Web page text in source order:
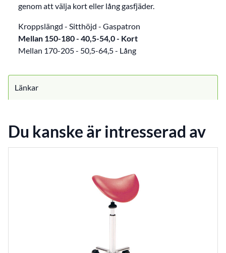
genom att välja kort eller lång gasfjäder.
Kroppslängd - Sitthöjd - Gaspatron
Mellan 150-180 - 40,5-54,0 - Kort
Mellan 170-205 - 50,5-64,5 - Lång
Länkar
Du kanske är intresserad av